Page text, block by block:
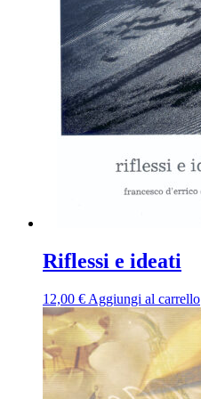
Riflessi e ideati
12,00 € Aggiungi al carrello